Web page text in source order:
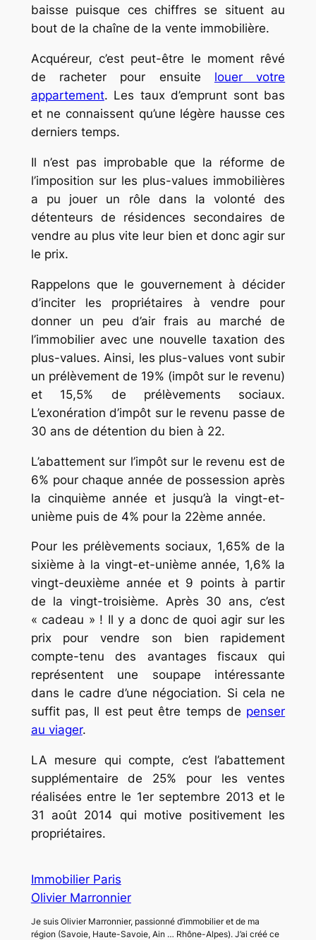
baisse puisque ces chiffres se situent au
bout de la chaîne de la vente immobilière.
Acquéreur, c’est peut-être le moment rêvé
de racheter pour ensuite louer votre
appartement. Les taux d’emprunt sont bas
et ne connaissent qu’une légère hausse ces
derniers temps.
Il n’est pas improbable que la réforme de
l’imposition sur les plus-values immobilières
a pu jouer un rôle dans la volonté des
détenteurs de résidences secondaires de
vendre au plus vite leur bien et donc agir sur
le prix.
Rappelons que le gouvernement à décider
d’inciter les propriétaires à vendre pour
donner un peu d’air frais au marché de
l’immobilier avec une nouvelle taxation des
plus-values. Ainsi, les plus-values vont subir
un prélèvement de 19% (impôt sur le revenu)
et 15,5% de prélèvements sociaux.
L’exonération d’impôt sur le revenu passe de
30 ans de détention du bien à 22.
L’abattement sur l’impôt sur le revenu est de
6% pour chaque année de possession après
la cinquième année et jusqu’à la vingt-et-
unième puis de 4% pour la 22ème année.
Pour les prélèvements sociaux, 1,65% de la
sixième à la vingt-et-unième année, 1,6% la
vingt-deuxième année et 9 points à partir
de la vingt-troisième. Après 30 ans, c’est
« cadeau » ! Il y a donc de quoi agir sur les
prix pour vendre son bien rapidement
compte-tenu des avantages fiscaux qui
représentent une soupape intéressante
dans le cadre d’une négociation. Si cela ne
suffit pas, Il est peut être temps de penser
au viager.
LA mesure qui compte, c’est l’abattement
supplémentaire de 25% pour les ventes
réalisées entre le 1er septembre 2013 et le
31 août 2014 qui motive positivement les
propriétaires.
Immobilier Paris
Olivier Marronnier
Je suis Olivier Marronnier, passionné d’immobilier et de ma
région (Savoie, Haute-Savoie, Ain … Rhône-Alpes). J’ai créé ce